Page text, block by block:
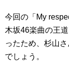
今回の「My
木坂46楽曲の王
ったため、杉山
でしょう。